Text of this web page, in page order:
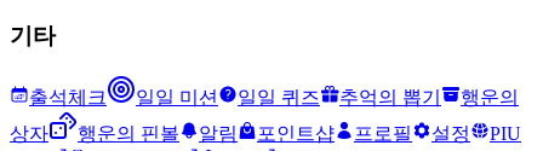
기타
출석체크 일일 미션 일일 퀴즈 추억의 뽑기
행운의
상자
행운의 핀볼 알림 포인트샵 프로필 설정
PIU